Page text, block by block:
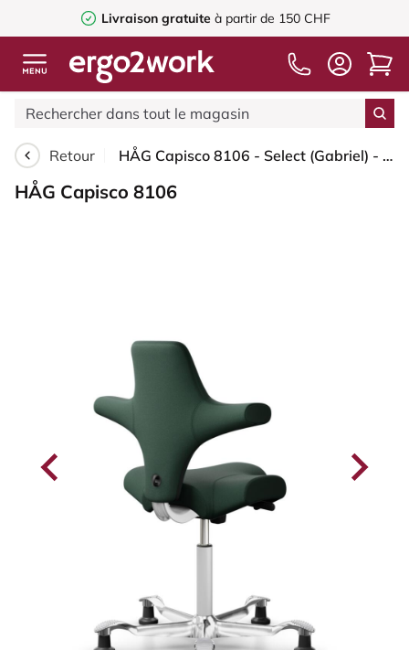
Livraison gratuite à partir de 150 CHF
Retour HÅG Capisco 8106 - Select (Gabriel) - Laine / Polyamide - SC68209 - Dark green - Blanc - 265 mm (hauteur d’assise 53–79 cm) - Patins
HÅG Capisco 8106